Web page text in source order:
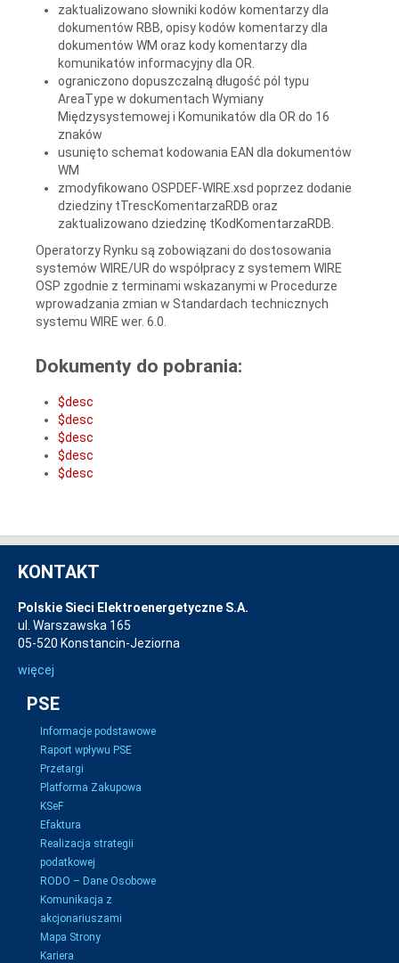
zaktualizowano słowniki kodów komentarzy dla
dokumentów RBB, opisy kodów komentarzy dla
dokumentów WM oraz kody komentarzy dla
komunikatów informacyjny dla OR.
ograniczono dopuszczalną długość pól typu
AreaType w dokumentach Wymiany
Międzysystemowej i Komunikatów dla OR do 16
znaków
usunięto schemat kodowania EAN dla dokumentów
WM
zmodyfikowano OSPDEF-WIRE.xsd poprzez dodanie
dziedziny tTrescKomentarzaRDB oraz
zaktualizowano dziedzinę tKodKomentarzaRDB.
Operatorzy Rynku są zobowiązani do dostosowania
systemów WIRE/UR do współpracy z systemem WIRE
OSP zgodnie z terminami wskazanymi w Procedurze
wprowadzania zmian w Standardach technicznych
systemu WIRE wer. 6.0.
Dokumenty do pobrania:
$desc
$desc
$desc
$desc
$desc
KONTAKT
Polskie Sieci Elektroenergetyczne S.A.
ul. Warszawska 165
05-520 Konstancin-Jeziorna
więcej
PSE
Informacje podstawowe
Raport wpływu PSE
Przetargi
Platforma Zakupowa
KSeF
Efaktura
Realizacja strategii
podatkowej
RODO – Dane Osobowe
Komunikacja z
akcjonariuszami
Mapa Strony
Kariera